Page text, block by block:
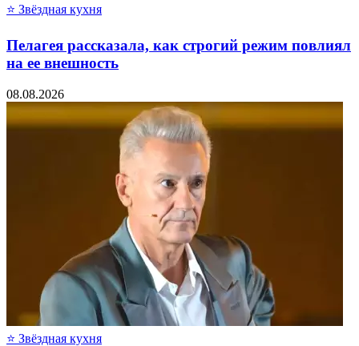
⭐ Звёздная кухня
Пелагея рассказала, как строгий режим повлиял
на ее внешность
08.08.2026
⭐ Звёздная кухня